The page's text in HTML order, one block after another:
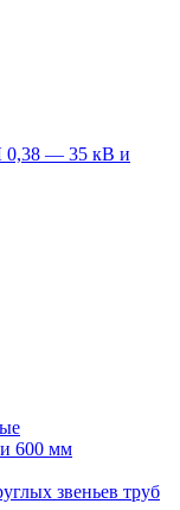
0,38 — 35 кВ и
600 мм
звеньев труб